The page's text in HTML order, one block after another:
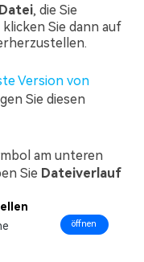
, die Sie
Sie dann auf
Version von
Sie diesen
am unteren
Sie Dateiverlauf
öffnen